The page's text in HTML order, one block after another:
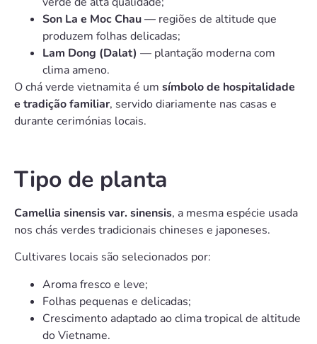
Son La e Moc Chau— regiões de altitude que
produzem folhas delicadas;
Lam Dong (Dalat) — plantação moderna com
clima ameno.
O chá verde vietnamita é um símbolo de hospitalidade
e tradição familiar, servido diariamente nas casas e
durante cerimónias locais.
Tipo de planta
Camellia sinensis var. sinensis, a mesma espécie usada
nos chás verdes tradicionais chineses e japoneses.
Cultivares locais são selecionados por:
Aroma fresco e leve;
Folhas pequenas e delicadas;
Crescimento adaptado ao clima tropical de altitude
do Vietname.